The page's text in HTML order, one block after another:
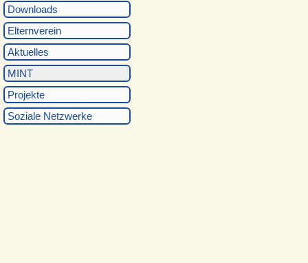
Downloads
Elternverein
Aktuelles
MINT
Projekte
Soziale Netzwerke